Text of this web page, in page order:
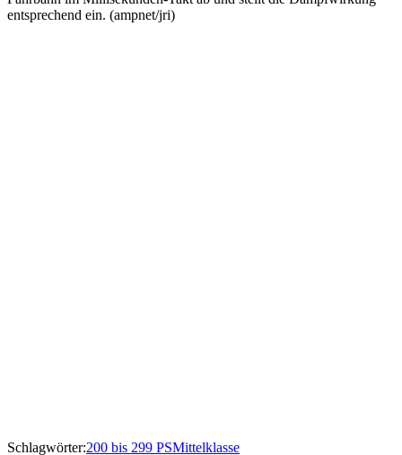
entsprechend ein. (ampnet/jri)
Schlagwörter:200 bis 299 PSMittelklasse